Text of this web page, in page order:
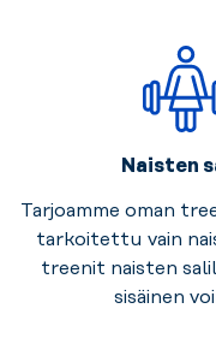
Naisten
Tarjoamme oman
tarkoitettu vain
treenit naisten
sisäinen